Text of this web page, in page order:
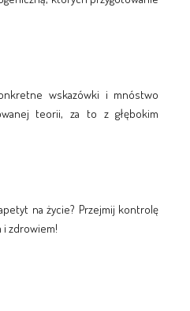
wskazówki i mnóstwo
teorii, za to z głębokim
na życie? Przejmij kontrolę
i zdrowiem!